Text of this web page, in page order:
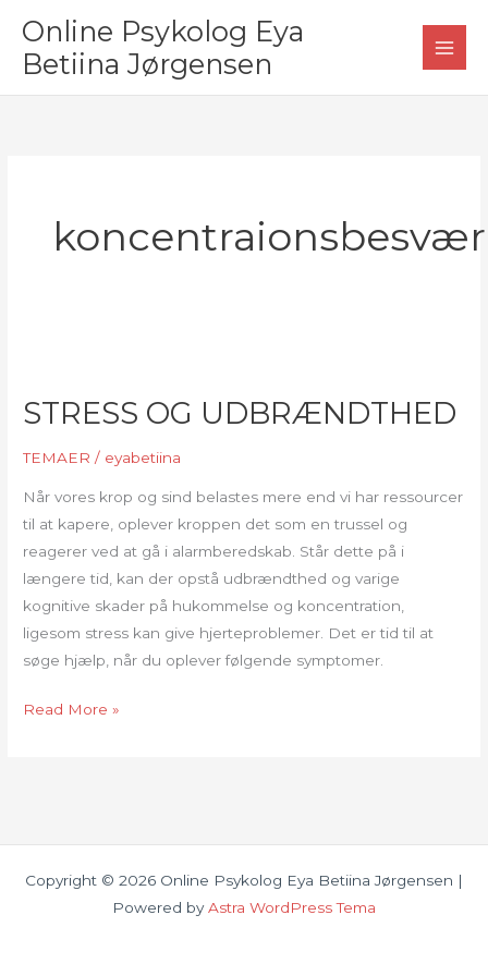
indholdet
Online Psykolog Eya
Betiina Jørgensen
koncentraionsbesvær
STRESS OG UDBRÆNDTHED
TEMAER / eyabetiina
Når vores krop og sind belastes mere end vi har ressourcer
til at kapere, oplever kroppen det som en trussel og
reagerer ved at gå i alarmberedskab. Står dette på i
længere tid, kan der opstå udbrændthed og varige
kognitive skader på hukommelse og koncentration,
ligesom stress kan give hjerteproblemer. Det er tid til at
søge hjælp, når du oplever følgende symptomer.
STRESS
Read More »
Copyright © 2026 Online Psykolog Eya Betiina Jørgensen |
Powered byAstra WordPress Tema